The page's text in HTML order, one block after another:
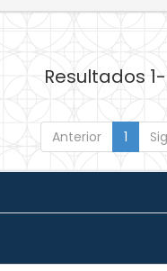
Resultados 1-
Anterior 1